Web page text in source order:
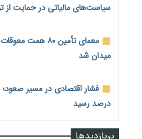
سیاست‌های مالیاتی در حمایت از
معمای تأمین ۸۰
میدان شد
درصد رسید
پربازدیدها